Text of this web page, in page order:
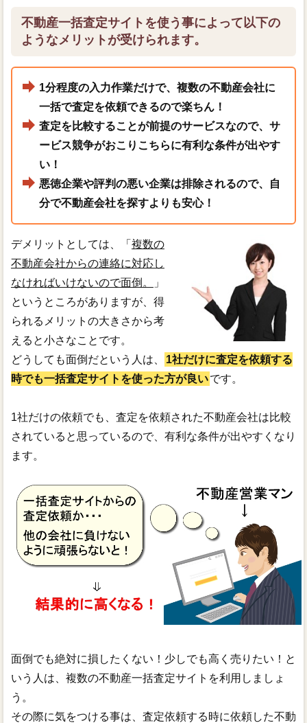
不動産一括査定サイトを使う事によって以下の
ようなメリットが受けられます。
1分程度の入力作業だけで、複数の不動産会社に
一括で査定を依頼できるので楽ちん！
査定を比較することが前提のサービスなので、サ
ービス競争がおこりこちらに有利な条件が出やす
い！
悪徳企業や評判の悪い企業は排除されるので、自
分で不動産会社を探すよりも安心！
デメリットとしては、「 複数の
不動産会社からの連絡に対応し
なければいけないので面倒。
」
というところがありますが、得
られるメリットの大きさから考
えると小さなことです。
どうしても面倒だという人は、
1社だけに査定を依頼する
時でも一括査定サイトを使った方が良いです。
1社だけの依頼でも、査定を依頼された不動産会社は比較
されていると思っているので、有利な条件が出やすくなり
ます。
面倒でも絶対に損したくない！少しでも高く売りたい！と
いう人は、複数の不動産一括査定サイトを利用しましょ
う。
その際に気をつける事は、査定依頼する時に依頼した不動